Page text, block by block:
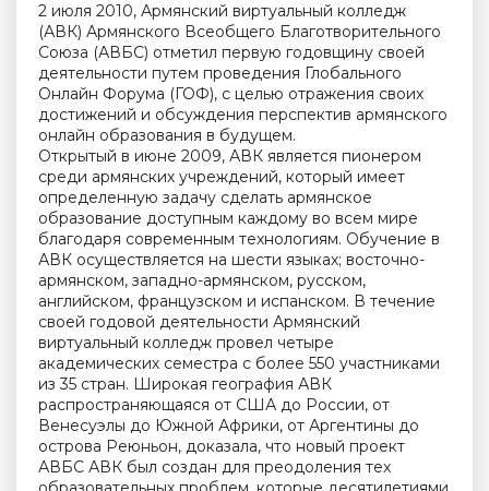
2 июля 2010, Армянский виртуальный колледж
(АВК) Армянского Всеобщего Благотворительного
Союза (АВБС) отметил первую годовщину своей
деятельности путем проведения Глобального
Онлайн Форума (ГОФ), с целью отражения своих
достижений и обсуждения перспектив армянского
онлайн образования в будущем.
Открытый в июне 2009, АВК является пионером
среди армянских учреждений, который имеет
определенную задачу сделать армянское
образование доступным каждому во всем мире
благодаря современным технологиям. Обучение в
АВК осуществляется на шести языках; восточно-
армянском, западно-армянском, русском,
английском, французском и испанском. В течение
своей годовой деятельности Армянский
виртуальный колледж провел четыре
академических семестра с более 550 участниками
из 35 стран. Широкая география АВК
распространяющаяся от США до России, от
Венесуэлы до Южной Африки, от Аргентины до
острова Реюньон, доказала, что новый проект
АВБС АВК был создан для преодоления тех